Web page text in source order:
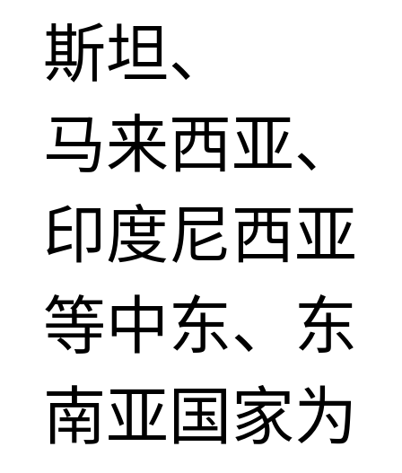
斯坦、
马来西亚、
印度尼西亚
等中东、东
南亚国家为